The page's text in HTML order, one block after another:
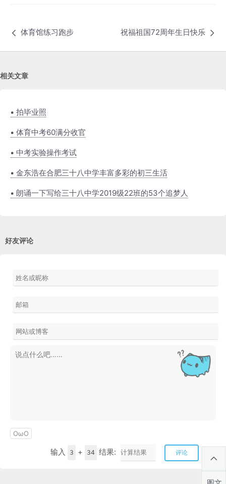
体育馆练习跑步 祝福祖国72周年生日快乐
相关文章
• 拍毕业照
• 体育中考60满分收官
• 中考实验操作考试
• 金东浩在合肥三十八中学丰富多彩的初三生活
• 朗诵一下写给三十八中学2019级22班的53个追梦人
好友评论
OωO
输入 3 + 34 结果: 评论